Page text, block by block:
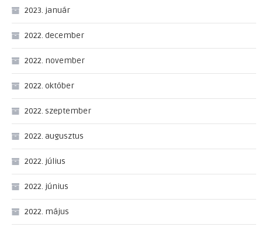
2023. január
2022. december
2022. november
2022. október
2022. szeptember
2022. augusztus
2022. július
2022. június
2022. május